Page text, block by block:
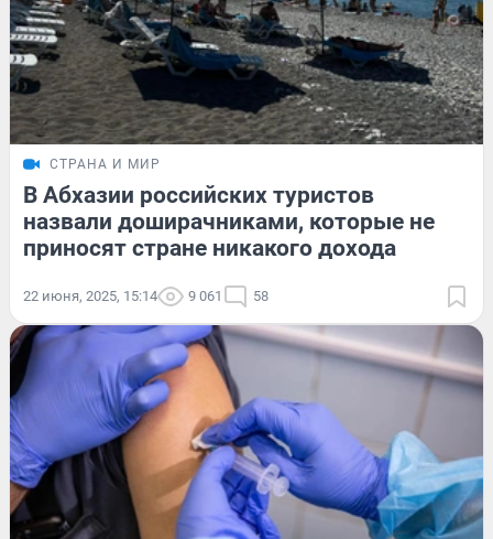
СТРАНА И МИР
В Абхазии российских туристов
назвали доширачниками, которые не
приносят стране никакого дохода
22 июня, 2025, 15:14 9 061 58